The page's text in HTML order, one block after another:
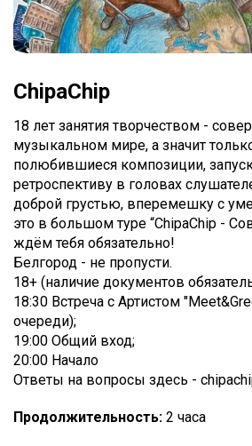
ChipaChip
18 лет занятия творчеством -
музыкальном мире, а значит
полюбившиеся композиции,
ретроспективу в головах
доброй грустью, вперемешку с
это в большом туре “ChipaChip -
ждём тебя обязательно!
Белгород - не пропусти.
18+ (наличие документов
18:30 Встреча с Артистом
очереди);
19:00 Общий вход;
20:00 Начало
Ответы на вопросы здесь -
Продолжительность: 2 часа